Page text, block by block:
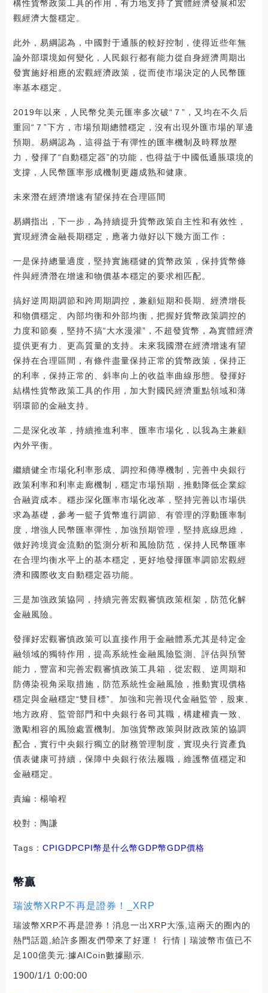
構性貨幣政策工具的作用，有力地支持了實體經濟發展和宏
觀經濟大盤穩定。
此外，易綱認為，中國對于通脹的較好控制，使得近些年無
論外部環境如何變化，人民銀行都有能力從自身經濟周期出
發實施好相應的宏觀經濟政策，從而使市場決定的人民幣匯
率基本穩定。
2019年以來，人民幣兌美元匯率多次破“７”，又均在不久后
重回“７”下方，市場預期總體穩定，沒有出現外匯市場的單邊
預期。易綱認為，這得益于有彈性的匯率機制及時釋放壓
力，發揮了“自動穩定器”的功能，也得益于中國低通脹環境的
支撐，人民幣匯率形成機制更趨成熟和健康。
未來潛在經濟增速有望保持在合理區間
易綱指出，下一步，為持續提升貨幣政策自主性和有效性，
實現經濟金融長期穩定，應著力做好以下幾方面工作：
一是保持總量適度，堅持實施穩健的貨幣政策，保持貨幣條
件與經濟潛在增速和物價基本穩定的要求相匹配。
搞好逆周期調節和跨周期調控，兼顧短期和長期、經濟增長
和物價穩定、內部均衡和外部均衡，把握好貨幣政策調控的
力度和節奏，堅持不搞“大水漫灌”，不超發貨幣，為實體經濟
提供更有力、更高質量的支持。未來我國潛在經濟增速有望
保持在合理區間，有條件盡量保持正常的貨幣政策，保持正
的利率，保持正常的、斜率向上的收益率曲線形態。發揮好
結構性貨幣政策工具的作用，加大對國民經濟重點領域和薄
弱環節的金融支持。
二是深化改革，持續推進利率、匯率市場化，以我為主兼顧
內外平衡。
繼續健全市場化利率形成、調控和傳導機制，完善中央銀行
政策利率和利率走廊機制，穩定市場預期，推動降低企業綜
合融資成本。穩步深化匯率市場化改革，堅持完善以市場供
求為基礎，參考一籃子貨幣進行調節、有管理的浮動匯率制
度，增強人民幣匯率彈性，加強預期管理，堅持底線思維，
做好跨境資金流動的監測分析和風險防范，保持人民幣匯率
在合理均衡水平上的基本穩定，更好地發揮匯率調節宏觀經
濟和國際收支自動穩定器功能。
三是加強政策協同，持續完善宏觀審慎政策框架，防范化解
金融風險。
發揮好宏觀審慎政策可以直接作用于金融體系尤其是特定金
融領域的獨特作用，提高系統性金融風險監測、評估與預警
能力，豐富和完善宏觀審慎政策工具箱，從宏觀、逆周期和
防傳染視角采取措施，防范系統性金融風險，推動實現價格
穩定與金融穩定“雙目標”。加強和完善現代金融監管，股東、
地方政府、監管部門和中央銀行各司其職，構建權責一致、
激勵相容的風險處置機制。加強貨幣政策與財政政策的協調
配合，實行中央銀行獨立的財務管理制度，實現央行資產負
債表健康可持續，保障中央銀行依法履職，維護幣值穩定和
金融穩定。
責編：楊喻程
校對：陶謙
Tags： CPIGDPCPI幣是什么幣GDP幣GDP價格
幣贏
瑞波幣XRP不再是證券！_XRP
瑞波幣XRP不再是證券！消息一出XRP大漲,這兩天的圈內的
熱門話題,給許多圈友們帶來了好運！ 行情 | 瑞波幣市值已不
足100億美元:據AICoin數據顯示.
1900/1/1 0:00:00